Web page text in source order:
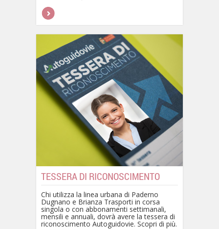
TESSERA DI RICONOSCIMENTO
Chi utilizza la linea urbana di Paderno
Dugnano e Brianza Trasporti in corsa
singola o con abbonamenti settimanali,
mensili e annuali, dovrà avere la tessera di
riconoscimento Autoguidovie. Scopri di più.